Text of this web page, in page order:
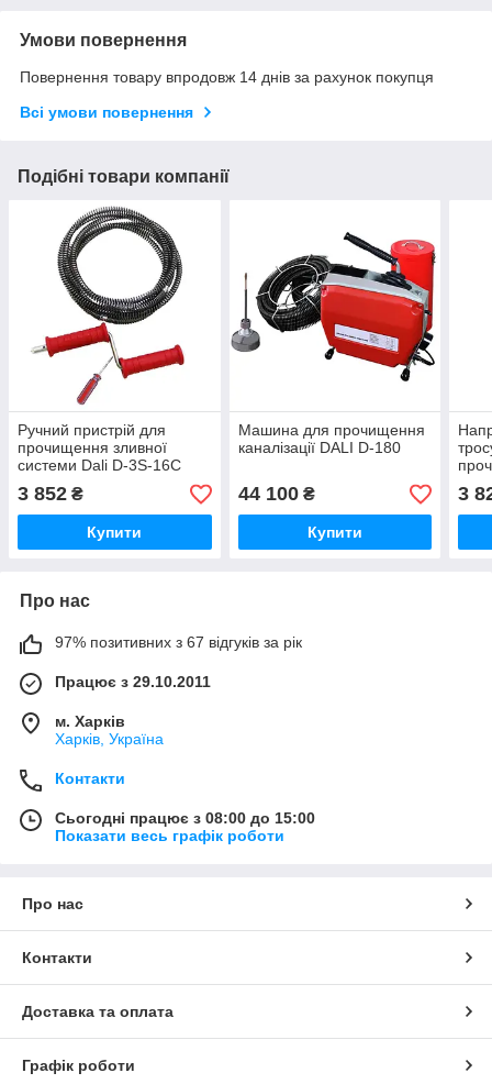
Умови повернення
Повернення товару впродовж 14 днів за рахунок покупця
Всі умови повернення
Подібні товари компанії
Ручний пристрій для
прочищення зливної
системи Dali D-3S-16C
3 852 ₴
Купити
Машина для прочищення
каналізації DALI D-180
44 100₴
Купити
75)
3
Про нас
97% позитивних з 67 відгуків за рік
Працює з 29.10.2011
м. Харків
Харків, Україна
Контакти
Сьогодні працює з 08:00 до 15:00
Показати весь графік роботи
Про нас
Контакти
Доставка та оплата
Графік роботи